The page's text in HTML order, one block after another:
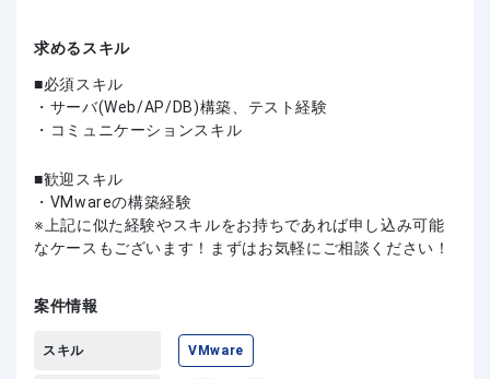
求めるスキル
必須スキル
・サーバ(Web/AP/DB)構築、テスト経験
・コミュニケーションスキル
歓迎スキル
・VMwareの構築経験
上記に似た経験やスキルをお持ちであれば申し込み可能
なケースもございます！まずはお気軽にご相談ください！
案件情報
スキル VMware